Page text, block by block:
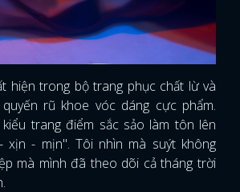
hiện trong bộ trang phục chất lừ và
rũ khoe vóc dáng cực phẩm.
trang điểm sắc sảo làm tôn lên
xịn - mịn". Tôi nhìn mà suýt không
mà mình đã theo dõi cả tháng trời